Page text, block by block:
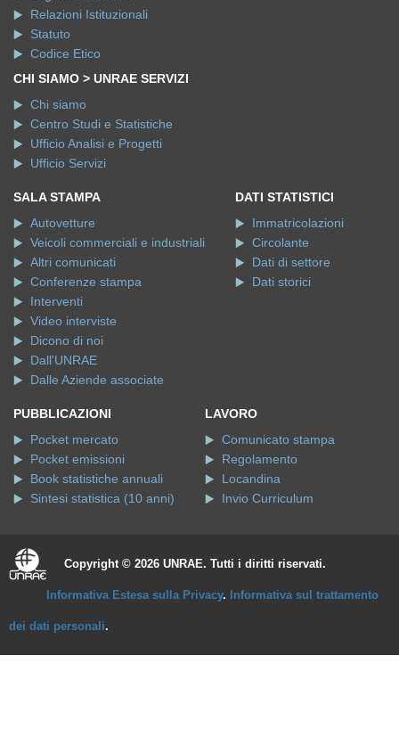
Relazioni Istituzionali
Statuto
Codice Etico
CHI SIAMO > UNRAE SERVIZI
Chi siamo
Centro Studi e Statistiche
Ufficio Analisi e Progetti
Ufficio Servizi
SALA STAMPA
Autovetture
Veicoli commerciali e industriali
Altri comunicati
Conferenze stampa
Interventi
Video interviste
Dicono di noi
Dall'UNRAE
Dalle Aziende associate
DATI STATISTICI
Immatricolazioni
Circolante
Dati di settore
Dati storici
PUBBLICAZIONI
Pocket mercato
Pocket emissioni
Book statistiche annuali
Sintesi statistica (10 anni)
LAVORO
Comunicato stampa
Regolamento
Locandina
Invio Curriculum
Copyright © 2026 UNRAE. Tutti i diritti riservati.
Informativa Estesa sulla Privacy. Informativa sul trattamento
dei dati personali.